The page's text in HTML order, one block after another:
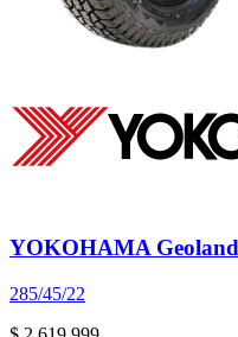
YOKOHAMA
285/45/22